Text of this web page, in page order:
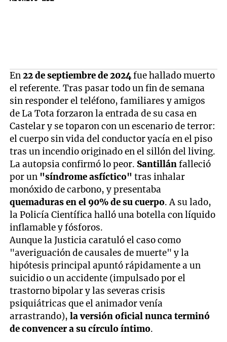
En22 de septiembre de 2024fue hallado muerto
el referente. Tras pasar todo un fin de semana
sin responder el teléfono, familiares y amigos
de La Tota forzaron la entrada de su casa en
Castelar y se toparon con un escenario de terror:
el cuerpo sin vida del conductor yacía en el piso
tras un incendio originado en el sillón del living.
La autopsia confirmó lo peor. Santillánfalleció
por un "síndrome asfíctico" tras inhalar
monóxido de carbono, y presentaba
quemaduras en el 90% de su cuerpo. A su lado,
la Policía Científica halló una botella con líquido
inflamable y fósforos.
Aunque la Justicia caratuló el caso como
"averiguación de causales de muerte" y la
hipótesis principal apuntó rápidamente a un
suicidio o un accidente (impulsado por el
trastorno bipolar y las severas crisis
psiquiátricas que el animador venía
arrastrando),la versión oficial nunca terminó
de convencer a su círculo íntimo.